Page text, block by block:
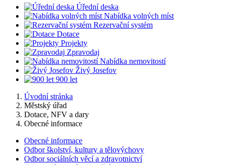
Úřední deska
Nabídka volných míst
Rezervační systém
Dotace
Projekty
Zpravodaj
Nabídka nemovitostí
Živý Josefov
900 let
Úvodní stránka
Městský úřad
Dotace, NFV a dary
Obecné informace
Obecné informace
Odbor školství, kultury a tělovýchovy
Odbor sociálních věcí a zdravotnictví